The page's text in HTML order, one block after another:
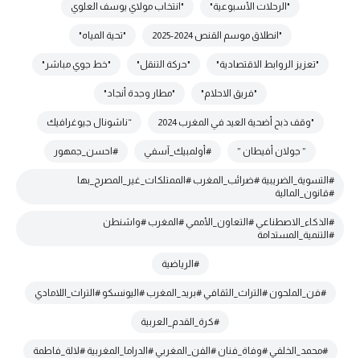
"الرحلات الأسبوعية" "انتخاب مولاي يوسف العلوي
"انطلاق موسم القنص 2024-2025 "تحية المياه"
"تعزيز الروابط الاقتصادية" "حركة التنقل" "خط جوي مباشر"
"فريق الاحلام" "مطار وجدة أنجاد"
"وقف ذبح أضحية العيد في المغرب 2024 “ناشونال جيوغرافيك
” جولان أفيطان ” #أولمبيك_آسفي #احسن_جمهور
#التسوية_الضريبية #ضرائب_المغرب #الممتلكات_غير_المصرح_بها
#قانون_المالية
#الذكاء_الاصطناعي #التعاون_الأممي #المغرب #واشنطن
#التنمية_المستدامة
#الرياضية
#فن_الملحون #التراث_الثقافي #بريد_المغرب #اليونسكو #التراث_اللامادي
#كرة_القدم_العربية
#محمد_الخلفي #وفاة_فنان #الفن_المغربي #الدراما_المغربية #لالة_فاطمة